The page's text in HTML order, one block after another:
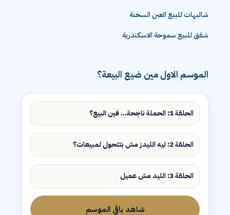
شاليهات للبيع العين السخنة
شقق للبيع سموحة الاسكندرية
الموسم الاول مين ضيع البيعة؟
الحلقة 1: الحملة ناجحة... فين البيع؟
الحلقة 2: ليه الليدز مش بتتحول لمبيعات؟
الحلقة 3: الليد مش عميل
شاهد باقي الموسم